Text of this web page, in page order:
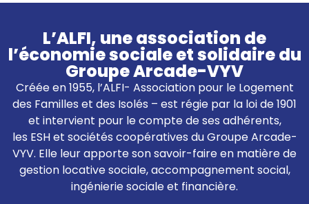
L’ALFI, une association de
l’économie sociale et solidaire du
Groupe Arcade-VYV
Créée en 1955, l’ALFI- Association pour le Logement
des Familles et des Isolés – est régie par la loi de 1901
et intervient pour le compte de ses adhérents,
les ESH et sociétés coopératives du Groupe Arcade-
VYV. Elle leur apporte son savoir-faire en matière de
gestion locative sociale, accompagnement social,
ingénierie sociale et financière.